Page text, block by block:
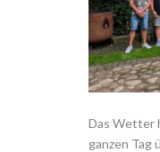
Das Wetter
ganzen Tag